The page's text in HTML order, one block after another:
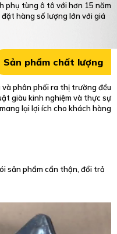
phụ tùng ô tô với hơn 15 năm
hàng số lượng lớn với giá
Sản phẩm chất lượng
phân phối ra thị trường đều
giàu kinh nghiệm và thực sự
mang lại lợi ích cho khách hàng
sản phẩm cẩn thận, đổi trả